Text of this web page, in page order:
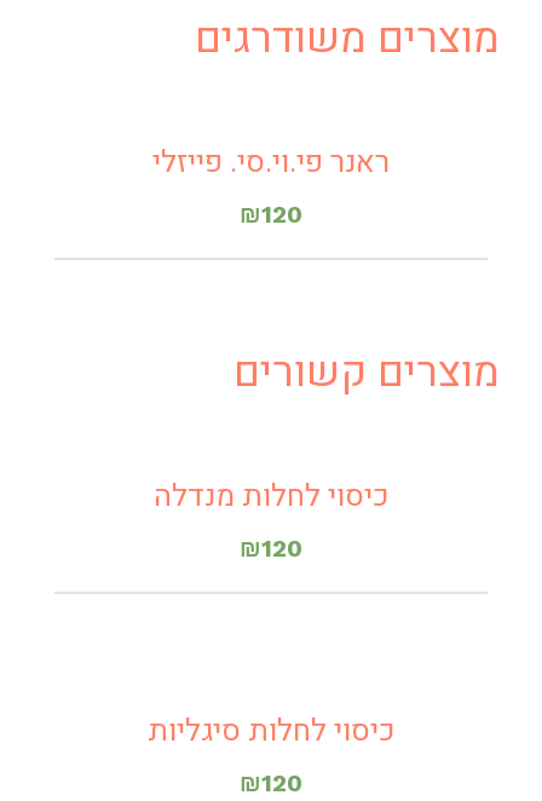
מוצרים משודרגים
ראנר פי.וי.סי. פייזלי
₪120
מוצרים קשורים
כיסוי לחלות מנדלה
₪120
כיסוי לחלות סיגליות
₪120